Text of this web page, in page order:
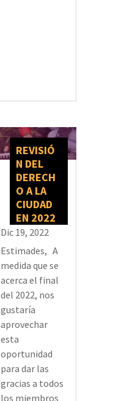
REVISIÓ
N DEL
DERECH
O A LA
CIUDAD
EN 2022
Dic 19, 2022
Estimades, A
medida que se
acerca el final
del 2022, nos
gustaría
aprovechar
esta
oportunidad
para dar las
gracias a todos
los miembros